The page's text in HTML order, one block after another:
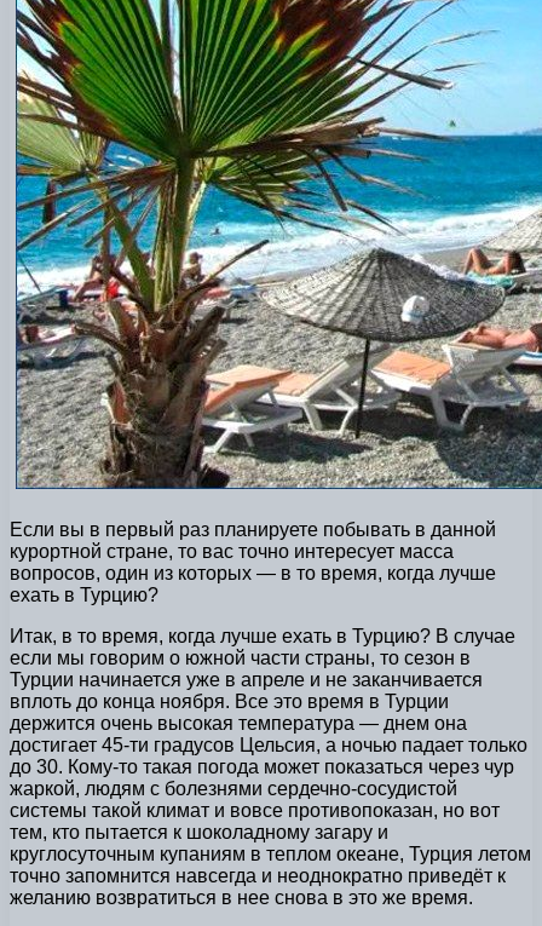
Если вы в первый раз планируете побывать в данной
курортной стране, то вас точно интересует масса
вопросов, один из которых — в то время, когда лучше
ехать в Турцию?
Итак, в то время, когда лучше ехать в Турцию? В случае
если мы говорим о южной части страны, то сезон в
Турции начинается уже в апреле и не заканчивается
вплоть до конца ноября. Все это время в Турции
держится очень высокая температура — днем она
достигает 45-ти градусов Цельсия, а ночью падает только
до 30. Кому-то такая погода может показаться через чур
жаркой, людям с болезнями сердечно-сосудистой
системы такой климат и вовсе противопоказан, но вот
тем, кто пытается к шоколадному загару и
круглосуточным купаниям в теплом океане, Турция летом
точно запомнится навсегда и неоднократно приведёт к
желанию возвратиться в нее снова в это же время.